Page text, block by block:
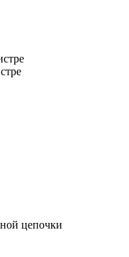
цепочки